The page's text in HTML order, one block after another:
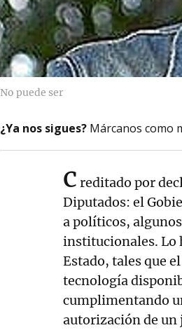
No puede ser
¿Ya nos sigues? Márcanos como
c reditado por
Diputados: el
a políticos,
institucionales. Lo
Estado, tales que
tecnología
cumplimentando
autorización de un